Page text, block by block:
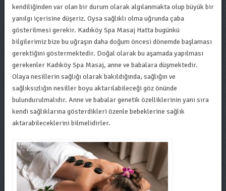
kendiliğinden var olan bir durum olarak algılanmakta olup büyük bir
yanılgı içerisine düşeriz. Oysa sağlıklı olma uğrunda çaba
gösterilmesi gerekir. Kadıköy Spa Masaj Hatta bugünkü
bilgilerimiz bize bu uğraşın daha doğum öncesi dönemde başlaması
gerektiğini göstermektedir. Doğal olarak bu aşamada yapılması
gerekenler Kadıköy Spa Masaj, anne ve babalara düşmektedir.
Olaya nesillerin sağlığı olarak bakıldığında, sağlığın ve
sağlıksızlığın nesiller boyu aktarılabileceği göz önünde
bulundurulmalıdır. Anne ve babalar genetik özelliklerinin yanı sıra
kendi sağlıklarına gösterdikleri özenle bebeklerine sağlık
aktarabileceklerini bilmelidirler.